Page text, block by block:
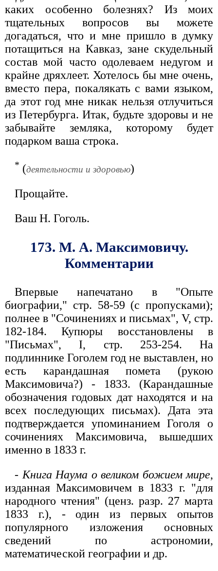
каких особенно болезнях? Из моих
тщательных вопросов вы можете
догадаться, что и мне пришло в думку
потащиться на Кавказ, зане скудельный
состав мой часто одолеваем недугом и
крайне дряхлеет. Хотелось бы мне очень,
вместо пера, покалякать с вами языком,
да этот год мне никак нельзя отлучиться
из Петербурга. Итак, будьте здоровы и не
забывайте земляка, которому будет
подарком ваша строка.
* (деятельности и здоровью)
Прощайте.
Ваш Н. Гоголь.
173. М. А. Максимовичу.
Комментарии
Впервые напечатано в "Опыте
биографии," стр. 58-59 (с пропусками);
полнее в "Сочинениях и письмах", V, стр.
182-184. Купюры восстановлены в
"Письмах", I, стр. 253-254. На
подлиннике Гоголем год не выставлен, но
есть карандашная помета (рукою
Максимовича?) - 1833. (Карандашные
обозначения годовых дат находятся и на
всех последующих письмах). Дата эта
подтверждается упоминанием Гоголя о
сочинениях Максимовича, вышедших
именно в 1833 г.
- Книга Наума о великом божием мире,
изданная Максимовичем в 1833 г. "для
народного чтения" (ценз. разр. 27 марта
1833 г.), - один из первых опытов
популярного изложения основных
сведений по астрономии,
математической географии и др.